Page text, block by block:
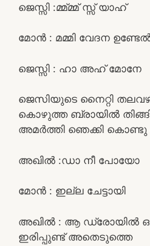
ജെസ്സി :മ്മ്മ്മ് സ്സ് യാഹ്
മോൻ : മമ്മി വേദന
ജെസ്സി : ഹാ അഹ് മോനേ
ജെസിയുടെ നൈറ്റി
കൊഴുത്ത ബ്രായിൽ
അമർത്തി ഞെക്കി
അഖിൽ :ഡാ നീ പോയോ
മോൻ : ഇല്ല ചേട്ടായി
അഖിൽ : ആ ഡ്രോയിൽ
ഇരിപ്പുണ്ട് അതെടുത്തെ